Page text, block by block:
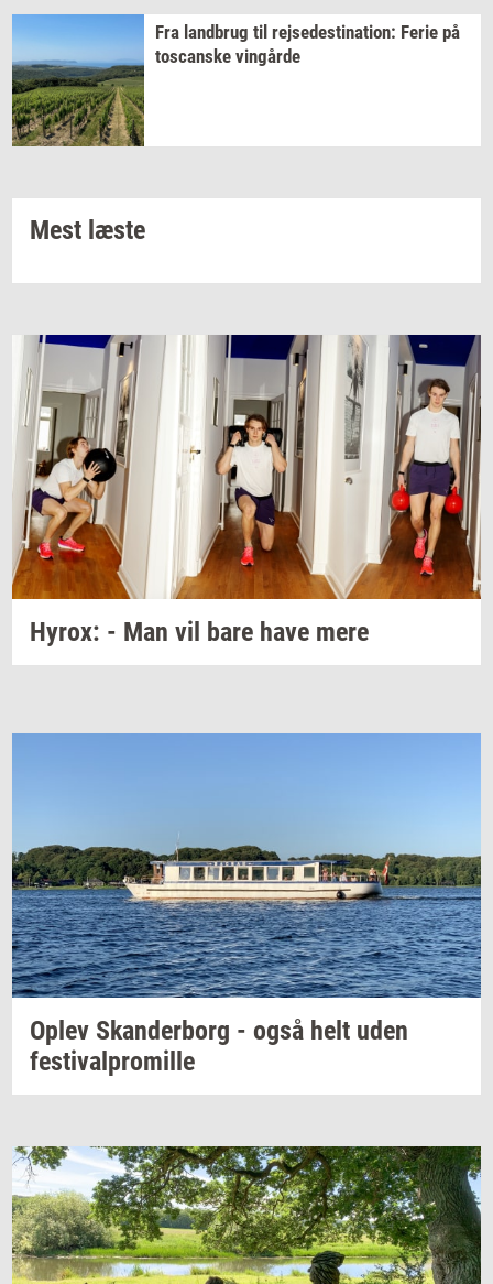
Fra land­brug til rej­se­desti­na­tion: Ferie på
toscan­ske vin­går­de
Mest læste
Hyrox: - Man vil bare have mere
Oplev Skan­der­borg - også helt uden
festi­val­pro­mil­le